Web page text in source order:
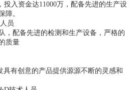
投入资金达11000万，配备先进的生产设
障。
员
，配备先进的检测和生产设备，严格的
质量
具有创意的产品提供源源不断的灵感和